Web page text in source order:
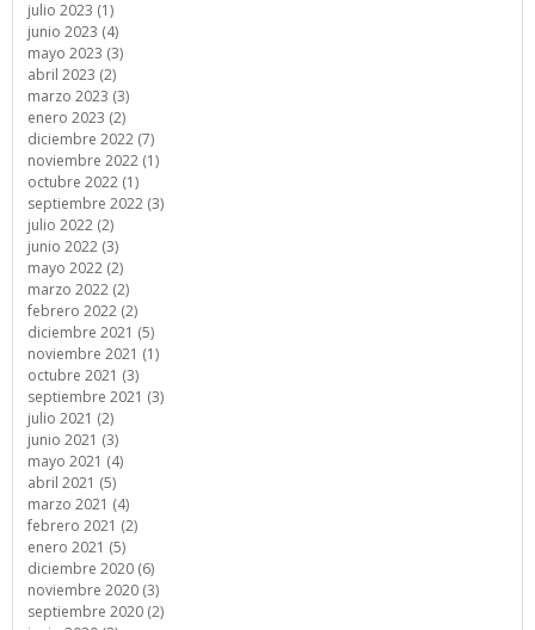
julio 2023 (1)
junio 2023 (4)
mayo 2023 (3)
abril 2023 (2)
marzo 2023 (3)
enero 2023 (2)
diciembre 2022 (7)
noviembre 2022 (1)
octubre 2022 (1)
septiembre 2022 (3)
julio 2022 (2)
junio 2022 (3)
mayo 2022 (2)
marzo 2022 (2)
febrero 2022 (2)
diciembre 2021 (5)
noviembre 2021 (1)
octubre 2021 (3)
septiembre 2021 (3)
julio 2021 (2)
junio 2021 (3)
mayo 2021 (4)
abril 2021 (5)
marzo 2021 (4)
febrero 2021 (2)
enero 2021 (5)
diciembre 2020 (6)
noviembre 2020 (3)
septiembre 2020 (2)